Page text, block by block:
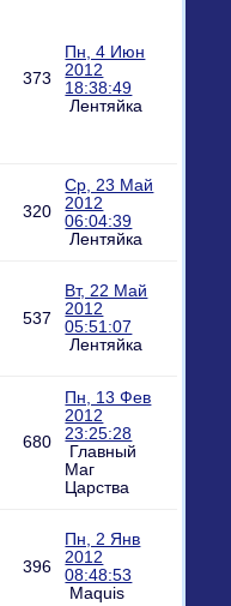
373
Пн, 4 Июн
2012
18:38:49
Лентяйка
320
Ср, 23 Май
2012
06:04:39
Лентяйка
537
Вт, 22 Май
2012
05:51:07
Лентяйка
680
Пн, 13 Фев
2012
23:25:28
Главный
Маг
Царства
396
Пн, 2 Янв
2012
08:48:53
Maquis